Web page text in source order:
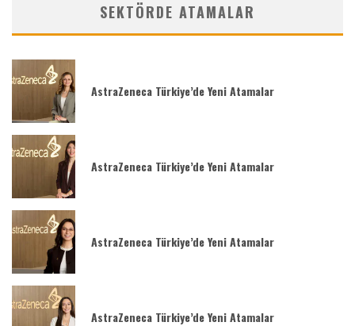
SEKTÖRDE ATAMALAR
AstraZeneca Türkiye’de Yeni Atamalar
AstraZeneca Türkiye’de Yeni Atamalar
AstraZeneca Türkiye’de Yeni Atamalar
AstraZeneca Türkiye’de Yeni Atamalar